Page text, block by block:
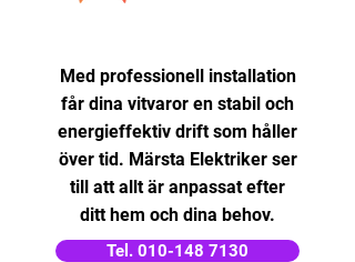
Med professionell installation
får dina vitvaror en stabil och
energieffektiv drift som håller
över tid. Märsta Elektriker ser
till att allt är anpassat efter
ditt hem och dina behov.
Tel. 010-148 7130